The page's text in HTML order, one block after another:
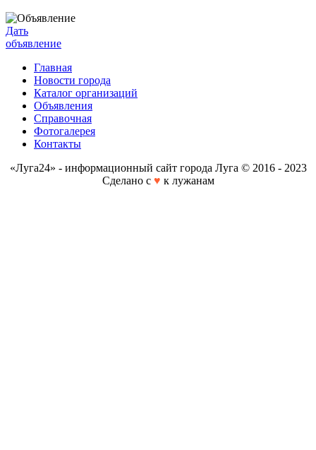
Дать
объявление
Главная
Новости города
Каталог организаций
Объявления
Справочная
Фотогалерея
Контакты
«Луга24» - информационный сайт города Луга © 2016 - 2023
Сделано с ♥ к лужанам